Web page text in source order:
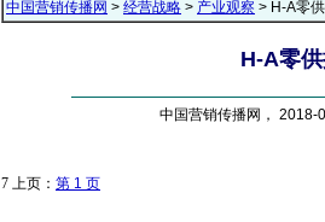
中国营销传播网 > 经营战略 > 产业观察 > H-A零
H-A零
中国营销传播网， 2018-
7 上页： 第 1 页